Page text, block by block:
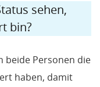
sehen,
bin?
beide Personen die
haben, damit